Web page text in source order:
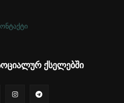
ქსელებში